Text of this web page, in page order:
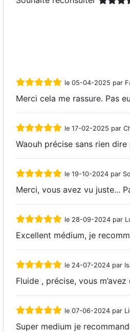
le 05-04-2025 par
Merci cela me rassure. Pas
le 17-02-2025 par
Waouh précise sans rien dire
le 19-10-2024 par
Merci, vous avez vu juste...
le 28-09-2024 par
Excellent médium, je
le 24-07-2024 par
Fluide , précise, vous
le 07-06-2024 par
Super medium je